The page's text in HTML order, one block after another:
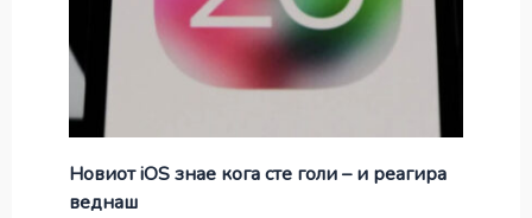
Новиот iOS знае кога сте голи – и реагира
веднаш